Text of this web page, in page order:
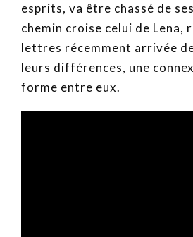
esprits, va être chassé de
chemin croise celui de Lena,
lettres récemment arrivée
leurs différences, une
forme entre eux.